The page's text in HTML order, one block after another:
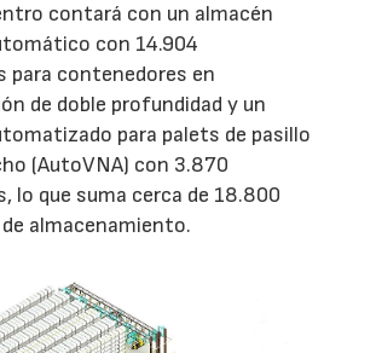
contará con un almacén
con 14.904
para contenedores en
de doble profundidad y un
para palets de pasillo
(AutoVNA) con 3.870
lo que suma cerca de 18.800
almacenamiento.